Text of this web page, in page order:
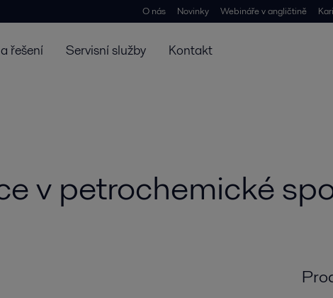
O nás Novinky Webináře v angličtině
řešení Servisní služby Kontakt
v petrochemické